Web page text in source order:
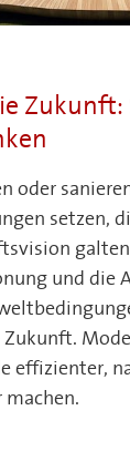
Zukunft:
oder
setzen,
und die
Zukunft.
effizienter,